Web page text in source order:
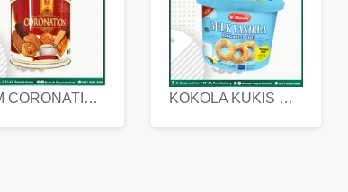
UBM CORONATION ASSORTED BISKUIT KALENG 450 GRAM KOKOLA KUKIS HYGIENIC MILK VANILLA PACK 320 GR